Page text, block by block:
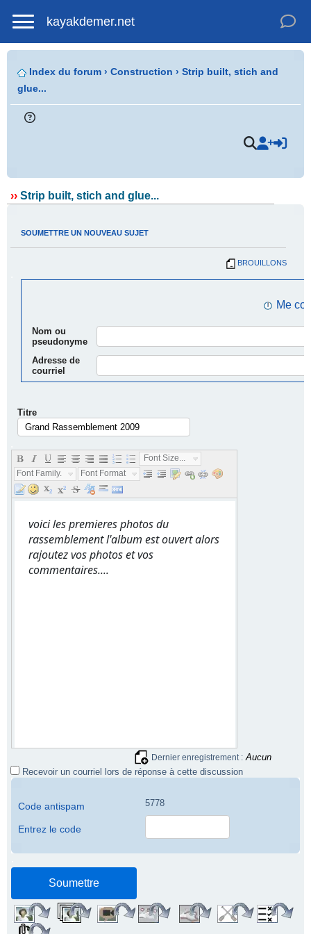
kayakdemer.net
Index du forum › Construction › Strip built, stich and
glue...
›› Strip built, stich and glue...
SOUMETTRE UN NOUVEAU SUJET
BROUILLONS
Me
Nom ou
pseudonyme
Adresse de
courriel
Titre
Font Size...
Font Family...
Font Format...
voici les premieres photos du
rassemblement l'album est ouvert alors
rajoutez vos photos et vos
commentaires....
Dernier enregistrement : Aucun
Recevoir un courriel lors de réponse à cette discussion
Code antispam 5778
Entrez le code